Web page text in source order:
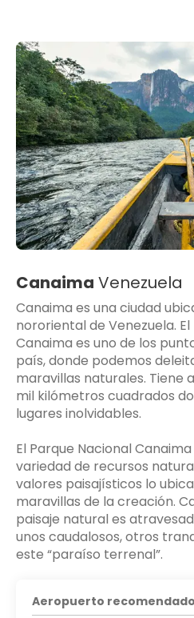
Canaima Venezuela
Canaima es una ciudad
nororiental de Venezuela.
Canaima es uno de los
país, donde podemos
maravillas naturales. Tiene
mil kilómetros cuadrados
lugares inolvidables.
El Parque Nacional
variedad de recursos
valores paisajísticos lo
maravillas de la creación.
paisaje natural es
unos caudalosos, otros
este “paraíso terrenal”.
Aeropuerto recomendado